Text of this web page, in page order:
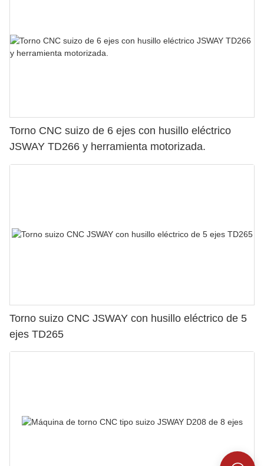
Torno CNC suizo de 6 ejes con husillo eléctrico
JSWAY TD266 y herramienta motorizada.
Torno suizo CNC JSWAY con husillo eléctrico de 5
ejes TD265